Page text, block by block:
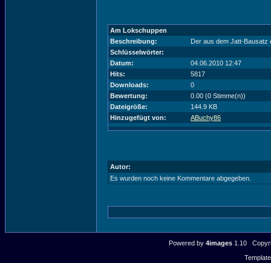
Am Lokschuppen
Beschreibung:
Der aus dem Jatt-Bausatz
Schlüsselwörter:
Datum:
04.06.2010 12:47
Hits:
5817
Downloads:
0
Bewertung:
0.00 (0 Stimme(n))
Dateigröße:
144.9 KB
Hinzugefügt von:
ABuchy86
Autor:
Es wurden noch keine Kommentare abgegeben.
Powered by4images 1.10